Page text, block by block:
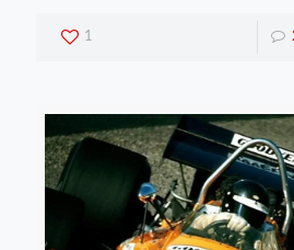
1